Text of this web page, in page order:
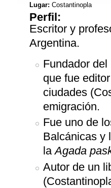
Lugar: Costantinopla
Perfil:
Escritor y
Argentina.
Fundador
que fue
ciudades
emigración.
Fue uno de
Balcánicas y
laAgada
Autor de un